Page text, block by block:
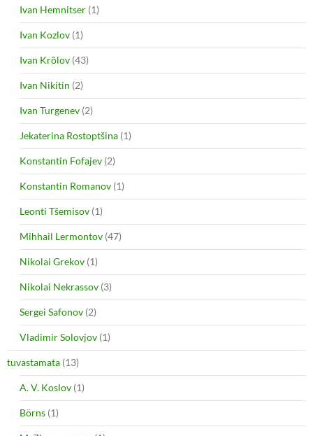
Ivan Hemnitser (1)
Ivan Kozlov (1)
Ivan Krõlov (43)
Ivan Nikitin (2)
Ivan Turgenev (2)
Jekaterina Rostoptšina (1)
Konstantin Fofajev (2)
Konstantin Romanov (1)
Leonti Tšemisov (1)
Mihhail Lermontov (47)
Nikolai Grekov (1)
Nikolai Nekrassov (3)
Sergei Safonov (2)
Vladimir Solovjov (1)
tuvastamata (13)
A. V. Koslov (1)
Börns (1)